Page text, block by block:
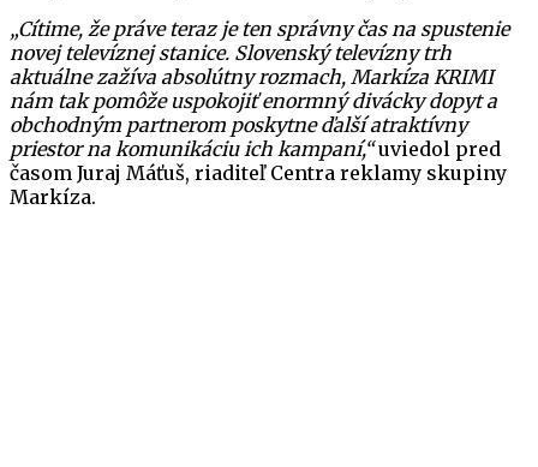
„Cítime, že práve teraz je ten správny čas na spustenie
novej televíznej stanice. Slovenský televízny trh
aktuálne zažíva absolútny rozmach, Markíza KRIMI
nám tak pomôže uspokojiť enormný divácky dopyt a
obchodným partnerom poskytne ďalší atraktívny
priestor na komunikáciu ich kampaní,“uviedol pred
časom Juraj Máťuš, riaditeľ Centra reklamy skupiny
Markíza.